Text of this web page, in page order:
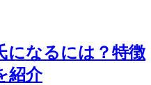
になるには？特徴
紹介